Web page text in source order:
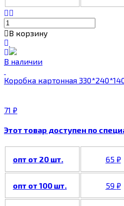
В корзину
В наличии
Коробка картонная
71 ₽
Этот товар доступен по
опт от 20 шт. 65 ₽
опт от 100 шт. 59 ₽